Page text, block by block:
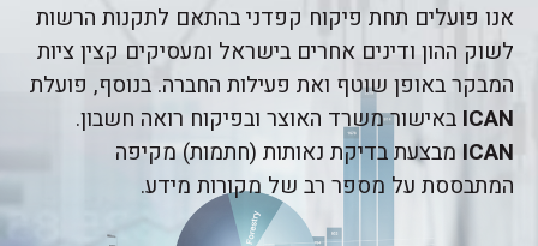
אנו פועלים תחת פיקוח קפדני בהתאם לתקנות הרשות
לשוק ההון ודינים אחרים בישראל ומעסיקים קצין ציות
המבקר באופן שוטף ואת פעילות החברה. בנוסף, פועלת
ICAN באישור משרד האוצר ובפיקוח רואה חשבון.
ICAN מבצעת בדיקת נאותות (חתמות) מקיפה
המתבססת על מספר רב של מקורות מידע.